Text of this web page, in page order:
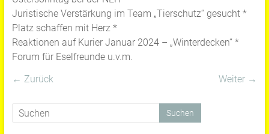
Juristische Verstärkung im Team „Tierschutz“ gesucht *
Platz schaffen mit Herz *
Reaktionen auf Kurier Januar 2024 – „Winterdecken“ *
Forum für Eselfreunde u.v.m.
← Zurück
Weiter →